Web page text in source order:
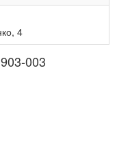
4
003